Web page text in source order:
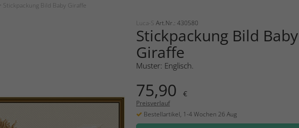
> Stickpackung Bild Baby Giraffe
Luca-S Art.Nr.: 430580
Stickpackung Bild Baby
Giraffe
Muster: Englisch.
75,90 €
Preisverlauf
Bestellartikel, 1-4 Wochen 26 Aug